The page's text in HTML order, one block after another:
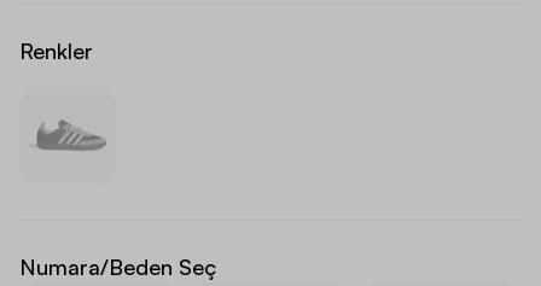
Renkler
Numara/Beden Seç